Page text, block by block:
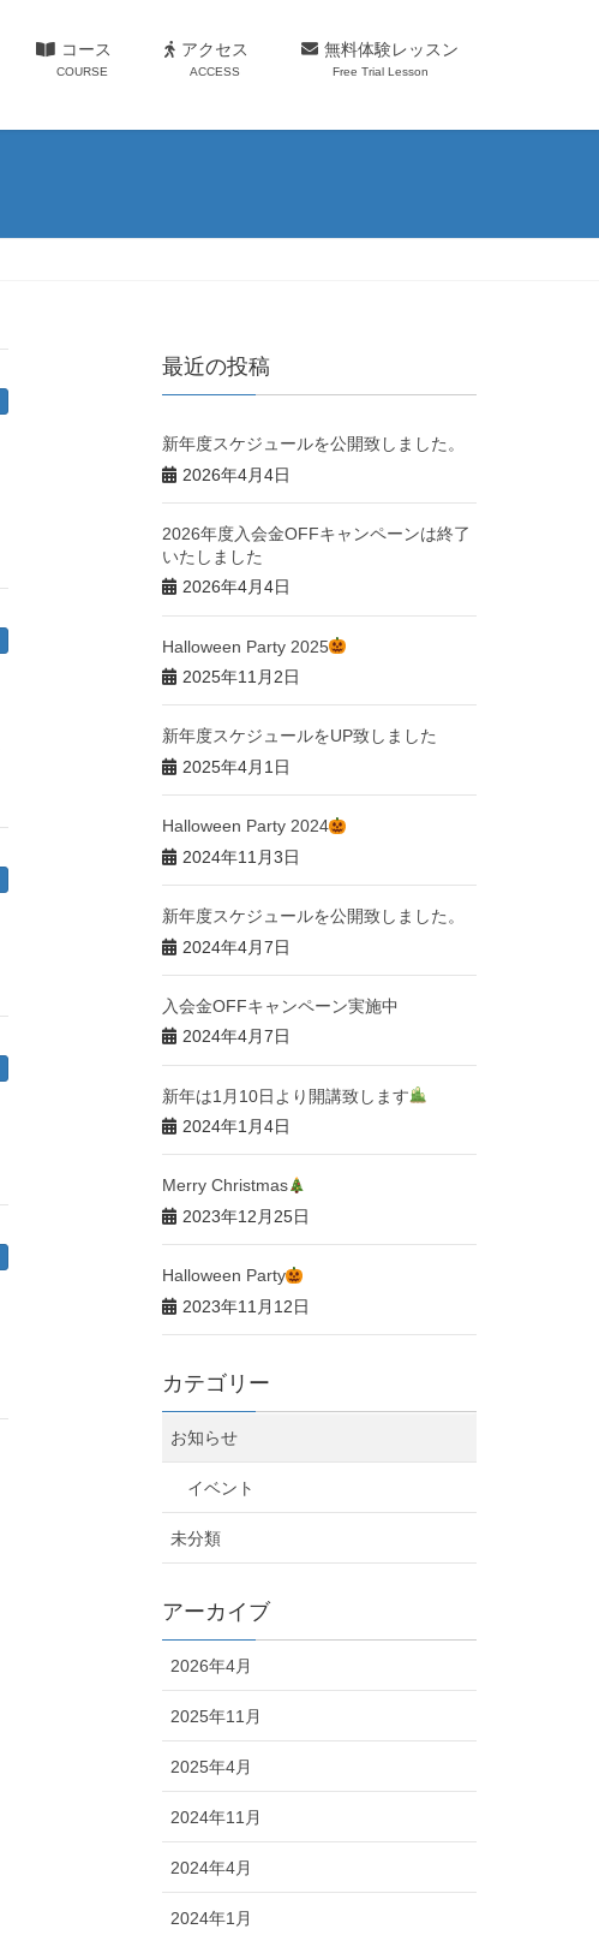
コース
COURSE
アクセス
ACCESS
無料体験レッスン
Free Trial Lesson
最近の投稿
新年度スケジュールを公開致しました。
2026年4月4日
2026年度入会金OFFキャンペーンは終了
いたしました
2026年4月4日
Halloween Party 2025
2025年11月2日
新年度スケジュールをUP致しました
2025年4月1日
Halloween Party 2024
2024年11月3日
新年度スケジュールを公開致しました。
2024年4月7日
入会金OFFキャンペーン実施中
2024年4月7日
新年は1月10日より開講致します
2024年1月4日
Merry Christmas
2023年12月25日
Halloween Party
2023年11月12日
カテゴリー
お知らせ
イベント
未分類
アーカイブ
2026年4月
2025年11月
2025年4月
2024年11月
2024年4月
2024年1月